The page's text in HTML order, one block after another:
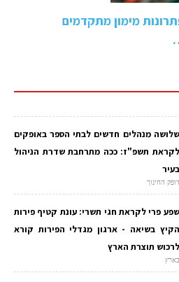
מימון מתקדמים
שלושה מנהלים חדשים לבתי הספר באופקים
לקראת תשפ"ז: ככה מתרחבת שדרת הניהול
בעיר
דופק החינוך
שפע פרי לקראת חגי תשרי: עונת קטיף פירות
הקיץ בשיאה - ארגון מגדלי הפירות קורא
לרכוש תוצרת הארץ
בארץ